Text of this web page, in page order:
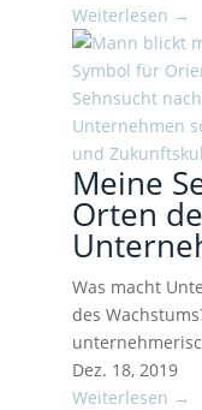
Weiterlesen →
Meine
Orten
Was macht
des
Dez. 18, 2019
Weiterlesen →